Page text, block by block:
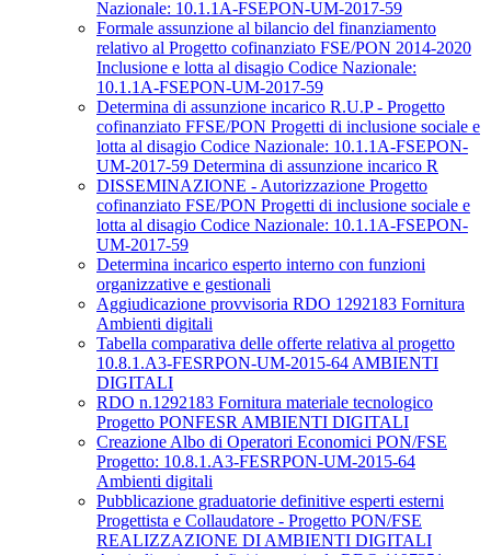
Nazionale: 10.1.1A-FSEPON-UM-2017-59
Formale assunzione al bilancio del finanziamento
relativo al Progetto cofinanziato FSE/PON 2014-2020
Inclusione e lotta al disagio Codice Nazionale:
10.1.1A-FSEPON-UM-2017-59
Determina di assunzione incarico R.U.P - Progetto
cofinanziato FFSE/PON Progetti di inclusione sociale e
lotta al disagio Codice Nazionale: 10.1.1A-FSEPON-
UM-2017-59 Determina di assunzione incarico R
DISSEMINAZIONE - Autorizzazione Progetto
cofinanziato FSE/PON Progetti di inclusione sociale e
lotta al disagio Codice Nazionale: 10.1.1A-FSEPON-
UM-2017-59
Determina incarico esperto interno con funzioni
organizzative e gestionali
Aggiudicazione provvisoria RDO 1292183 Fornitura
Ambienti digitali
Tabella comparativa delle offerte relativa al progetto
10.8.1.A3-FESRPON-UM-2015-64 AMBIENTI
DIGITALI
RDO n.1292183 Fornitura materiale tecnologico
Progetto PONFESR AMBIENTI DIGITALI
Creazione Albo di Operatori Economici PON/FSE
Progetto: 10.8.1.A3-FESRPON-UM-2015-64
Ambienti digitali
Pubblicazione graduatorie definitive esperti esterni
Progettista e Collaudatore - Progetto PON/FSE
REALIZZAZIONE DI AMBIENTI DIGITALI